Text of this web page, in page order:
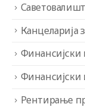
Канцеларија
Финансијски
Финансијски
Рентирање